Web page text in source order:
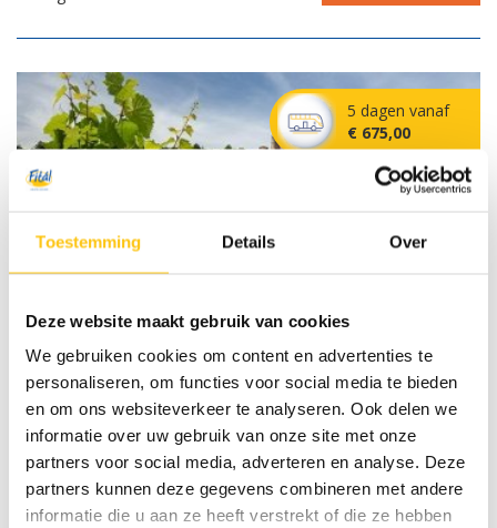
Toestemming Details Over
Deze website maakt gebruik van cookies
We gebruiken cookies om content en advertenties te
personaliseren, om functies voor social media te bieden
en om ons websiteverkeer te analyseren. Ook delen we
informatie over uw gebruik van onze site met onze
partners voor social media, adverteren en analyse. Deze
partners kunnen deze gegevens combineren met andere
informatie die u aan ze heeft verstrekt of die ze hebben
Fietsvakantie Duitse Wijnstrasse
Duitsland,
****Achat Hotel
Hotel met zwembad
5 dagen vanaf
€ 675,00